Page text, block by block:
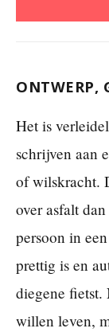
ONTWERP,
Het is
schrijven aan
of wilskracht.
over asfalt
persoon in
prettig is en
diegene fietst.
willen leven,